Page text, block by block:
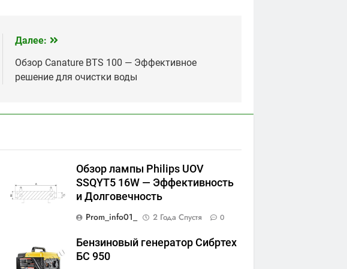
Далее:
Обзор Canature BTS 100 — Эффективное
решение для очистки воды
Обзор лампы Philips UOV
SSQYT5 16W — Эффективность
и Долговечность
Prom_info01_
2 Года Спустя 0
Бензиновый генератор Сибртех
БС 950